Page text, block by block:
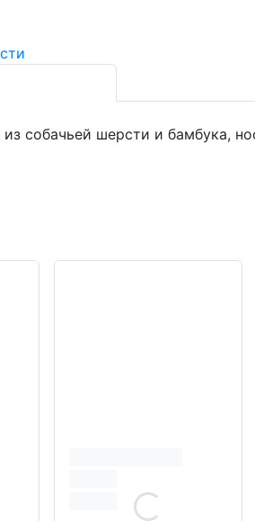
собачьей шерсти и бамбука,